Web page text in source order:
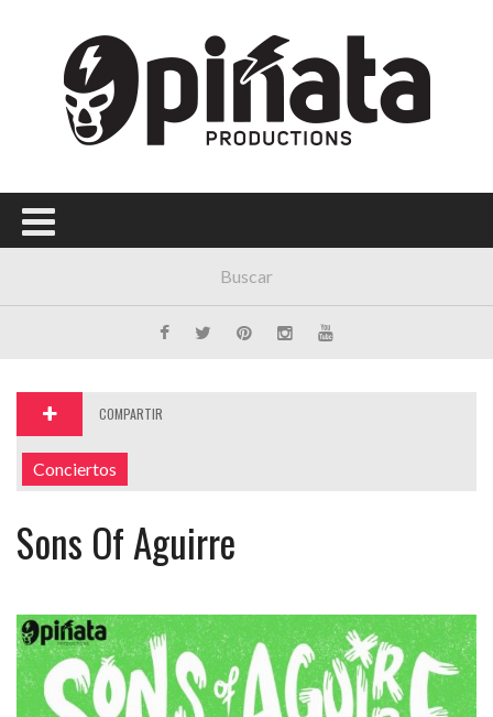
Menú Principal
PORTADA
CONCIERTOS
FESTIVALES
COMPARTIR
Conciertos
Sons Of Aguirre